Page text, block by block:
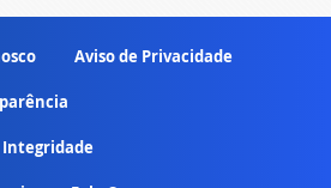
Aviso de Privacidade
Integridade